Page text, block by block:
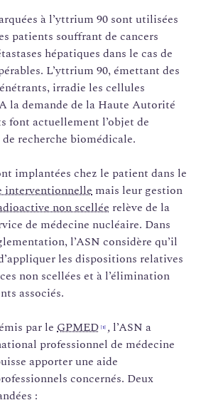
à l’yttrium 90 sont utilisées
patients souffrant de cancers
hépatiques dans le cas de
L’yttrium 90, émettant des
irradie les cellules
la demande de la Haute Autorité
font actuellement l’objet de
recherche biomédicale.
implantées chez le patient dans le
interventionnelle mais leur gestion
non scellée relève de la
de médecine nucléaire. Dans
l’ASN considère qu’il
les dispositions relatives
non scellées et à l’élimination
associés.
par le GPMED [1] , l’ASN a
professionnel de médecine
apporter une aide
concernés. Deux
: